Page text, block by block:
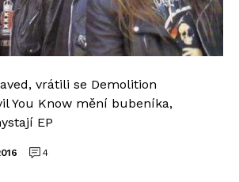
vrátili se Demolition
You Know mění bubeníka,
EP
4